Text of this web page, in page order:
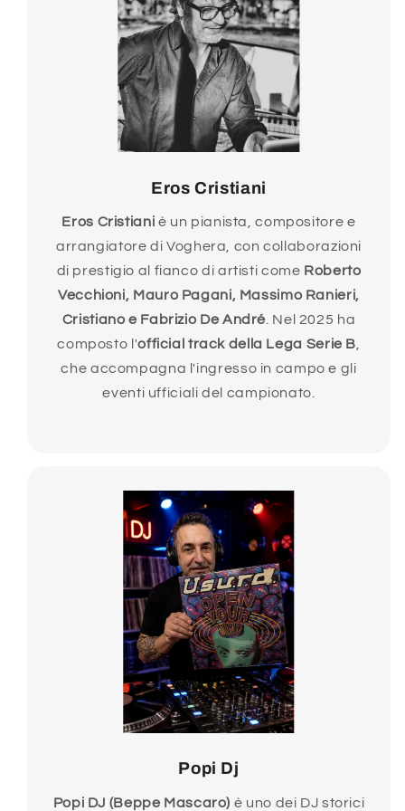
Eros Cristiani
Eros Cristiani è un pianista, compositore e
arrangiatore di Voghera, con collaborazioni
di prestigio al fianco di artisti come Roberto
Vecchioni, Mauro Pagani, Massimo Ranieri,
Cristiano e Fabrizio De André . Nel 2025 ha
composto l'official track della Lega Serie B
che accompagna l'ingresso in campo e gli
eventi ufficiali del campionato.
Popi Dj
Popi DJ (Beppe Mascaro) è uno dei DJ storici